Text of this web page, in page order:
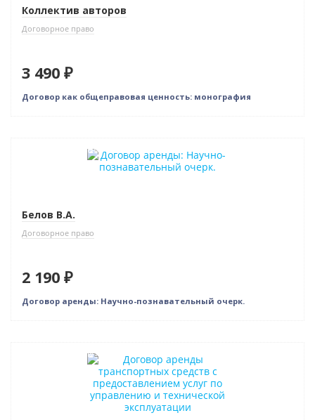
Коллектив авторов
Договорное право
3 490 ₽
Договор как общеправовая ценность: монография
Индивидуальный подход
Белов В.А.
Договорное право
2 190 ₽
Договор аренды: Научно-познавательный очерк.
Нет в наличии